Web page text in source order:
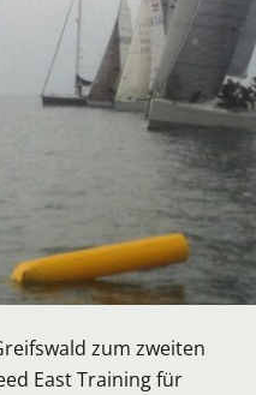
zum zweiten
East Training für